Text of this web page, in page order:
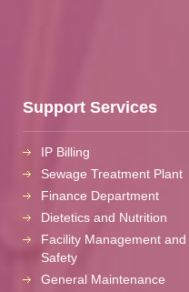
Support Services
IP Billing
Sewage Treatment Plant
Finance Department
Dietetics and Nutrition
Facility Management and
Safety
General Maintenance